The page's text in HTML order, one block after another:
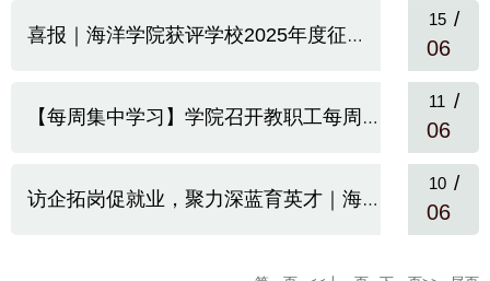
15 /
06
喜报｜海洋学院获评学校2025年度征兵工作先进单位
11 /
06
【每周集中学习】学院召开教职工每周集中学习会议
10 /
06
访企拓岗促就业，聚力深蓝育英才｜海洋学院走访多家行业龙头单位...